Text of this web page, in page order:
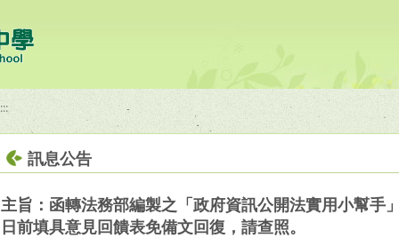
:::
訊息公告
主旨：函轉法務部編製之「政府資訊公開法實用小幫手
日前填具意見回饋表免備文回復，請查照。